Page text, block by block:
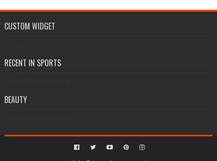
CUSTOM WIDGET
RECENT IN SPORTS
BEAUTY